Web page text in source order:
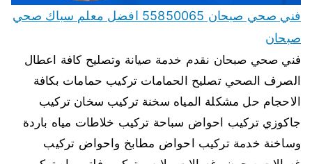
فني صحي صبحان 55850065 افضل معلم سباك صحي
صبحان
فني صحي صبحان نقدم خدمة صيانة وتصليح كافة اعطال
الصرف الصحي تصليح الحمامات تركيب حمامات بكافة
الاحجام حل مشكلة المياه سخنة تركيب سخان تركيب
جاكوزي تركيب احواض سباحة تركيب خلاطات مياه باردة
وساخنة خدمة تركيب احواض مطابخ واحواض تركيب